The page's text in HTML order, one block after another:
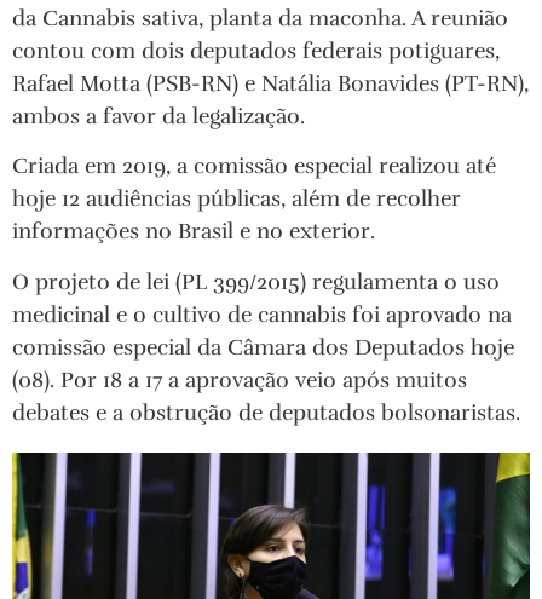
da Cannabis sativa, planta da maconha. A reunião
contou com dois deputados federais potiguares,
Rafael Motta (PSB-RN) e Natália Bonavides (PT-RN),
ambos a favor da legalização.
Criada em 2019, a comissão especial realizou até
hoje 12 audiências públicas, além de recolher
informações no Brasil e no exterior.
O projeto de lei (PL 399/2015) regulamenta o uso
medicinal e o cultivo de cannabis foi aprovado na
comissão especial da Câmara dos Deputados hoje
(08). Por 18 a 17 a aprovação veio após muitos
debates e a obstrução de deputados bolsonaristas.